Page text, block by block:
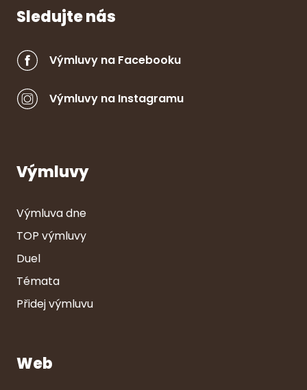
Sledujte nás
Výmluvy na Facebooku
Výmluvy na Instagramu
Výmluvy
Výmluva dne
TOP výmluvy
Duel
Témata
Přidej výmluvu
Web